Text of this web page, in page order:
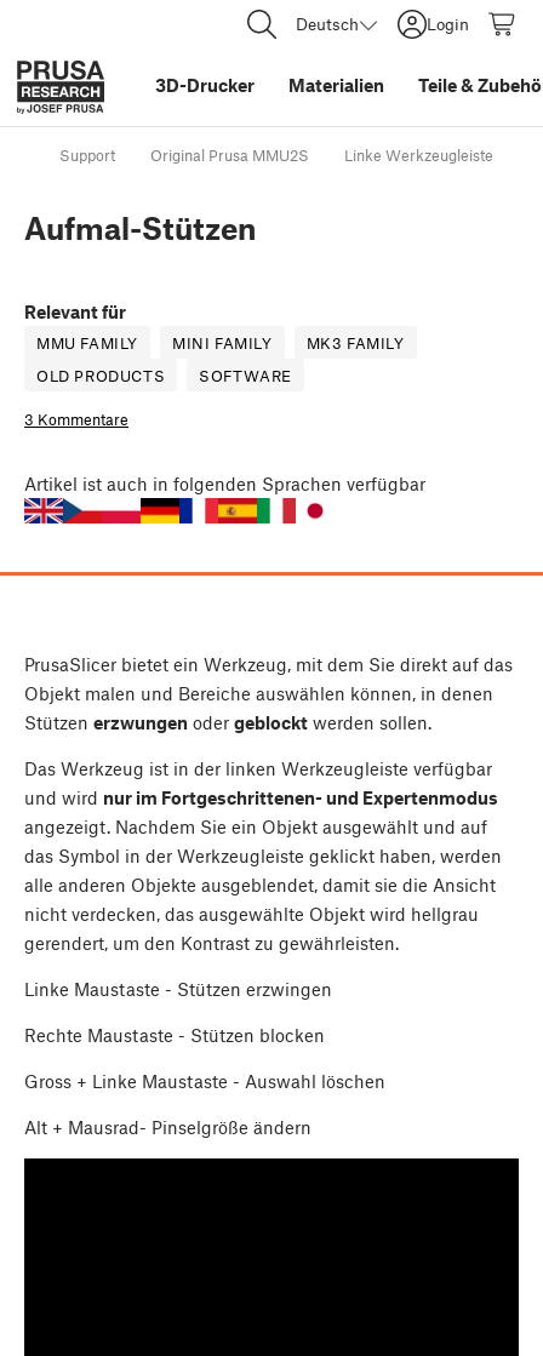
Deutsch Login
3D-Drucker Materialien Teile&
Support Original Prusa MMU2S Linke Werkzeugleiste
Aufmal-Stützen
Relevant für
MMU FAMILY MINI FAMILY
MK3 FAMILY
OLD PRODUCTS
SOFTWARE
3 Kommentare
Artikel ist auch in folgenden Sprachen verfügbar
PrusaSlicer bietet ein Werkzeug, mit dem Sie direkt auf das
Objekt malen und Bereiche auswählen können, in denen
Stützen erzwungen oder geblockt werden sollen.
Das Werkzeug ist in der linken Werkzeugleiste verfügbar
und wird nur im Fortgeschrittenen- und Expertenmodus
angezeigt. Nachdem Sie ein Objekt ausgewählt und auf
das Symbol in der Werkzeugleiste geklickt haben, werden
alle anderen Objekte ausgeblendet, damit sie die Ansicht
nicht verdecken, das ausgewählte Objekt wird hellgrau
gerendert, um den Kontrast zu gewährleisten.
Linke Maustaste - Stützen erzwingen
Rechte Maustaste - Stützen blocken
Gross + Linke Maustaste - Auswahl löschen
Alt + Mausrad- Pinselgröße ändern